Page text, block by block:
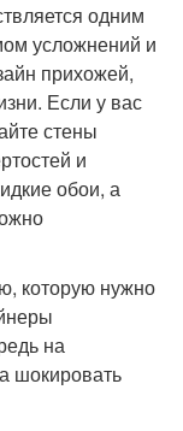
одним
усложнений и
прихожей,
Если у вас
стены
и
обои, а
которую нужно
на
шокировать